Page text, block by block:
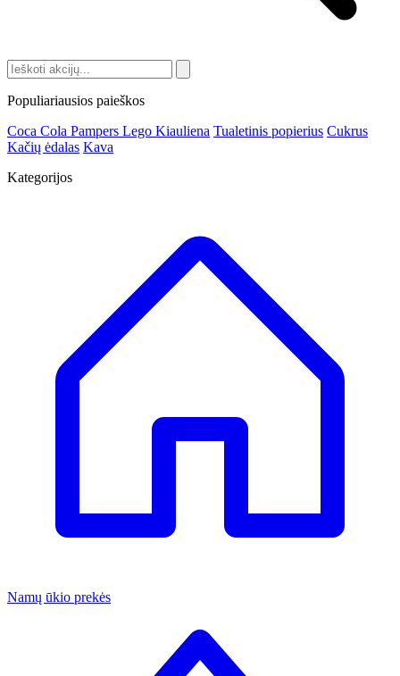
Populiariausios paieškos
Coca Cola Pampers Lego Kiauliena Tualetinis popierius Cukrus
Kačių ėdalas Kava
Kategorijos
Namų ūkio prekės